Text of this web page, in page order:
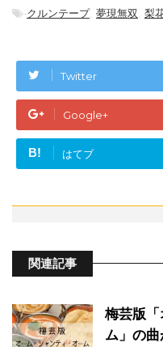
-クルンテープ, 夢現無双, 梨
Twitter
Google+
B! はてブ
関連記事
梅芸版
ム」の